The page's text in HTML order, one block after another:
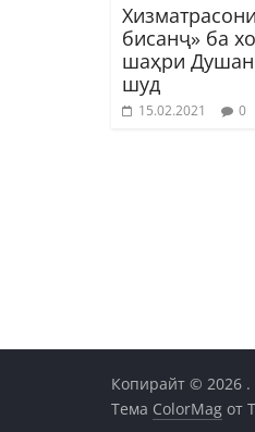
бисанҷ» ба
шаҳри
шуд
15.02.2021 0
Копирайт © 2026
Тема ColorMag от